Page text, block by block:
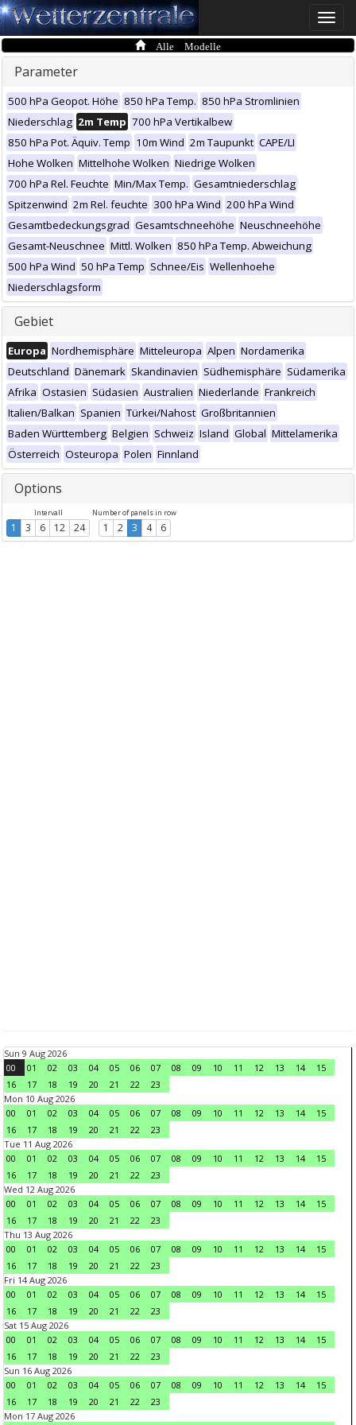
Toggle
Alle Modelle
Parameter
500 hPa Geopot. Höhe 850 hPa Temp. 850 hPa Stromlinien
Niederschlag 2m Temp 700 hPa Vertikalbew
850 hPa Pot. Äquiv. Temp 10m Wind 2m Taupunkt CAPE/LI
Hohe Wolken Mittelhohe Wolken Niedrige Wolken
700 hPa Rel. Feuchte Min/Max Temp. Gesamtniederschlag
Spitzenwind 2m Rel. feuchte 300 hPa Wind 200 hPa Wind
Gesamtbedeckungsgrad Gesamtschneehöhe Neuschneehöhe
Gesamt-Neuschnee Mittl. Wolken 850 hPa Temp. Abweichung
500 hPa Wind 50 hPa Temp Schnee/Eis Wellenhoehe
Niederschlagsform
Gebiet
Europa Nordhemisphäre Mitteleuropa Alpen Nordamerika
Deutschland Dänemark Skandinavien Südhemisphäre Südamerika
Afrika Ostasien Südasien Australien Niederlande Frankreich
Italien/Balkan Spanien Türkei/Nahost Großbritannien
Baden Württemberg Belgien Schweiz Island Global Mittelamerika
Österreich Osteuropa Polen Finnland
Options
Intervall
1 3 6 12 24
Number of panels in row
1 2 3 4 6
Sun 9 Aug 2026
00
01 02 03 04 05 06 07 08 09 10 11 12 13 14
15
16
17 18 19 20 21 22
23
Mon 10 Aug 2026
00
01 02 03 04 05 06 07 08 09 10 11 12 13 14
15
16
17 18 19 20 21 22
23
Tue 11 Aug 2026
00
01 02 03 04 05 06 07 08 09 10 11 12 13 14
15
16
17 18 19 20 21 22
23
Wed 12 Aug 2026
00
01 02 03 04 05 06 07 08 09 10 11 12 13 14
15
16
17 18 19 20 21 22
23
Thu 13 Aug 2026
00
01 02 03 04 05 06 07 08 09 10 11 12 13 14
15
16
17 18 19 20 21 22
23
Fri 14 Aug 2026
00
01 02 03 04 05 06 07 08 09 10 11 12 13 14
15
16
17 18 19 20 21 22
23
Sat 15 Aug 2026
00
01 02 03 04 05 06 07 08 09 10 11 12 13 14
15
16
17 18 19 20 21 22
23
Sun 16 Aug 2026
00
01 02 03 04 05 06 07 08 09 10 11 12 13 14
15
16
17 18 19 20 21 22
23
Mon 17 Aug 2026